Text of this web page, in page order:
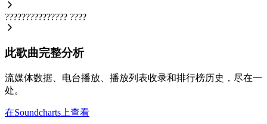
??????????????? ????
此歌曲完整分析
流媒体数据、电台播放、播放列表收录和排行榜历史，尽在一
处。
在Soundcharts上查看